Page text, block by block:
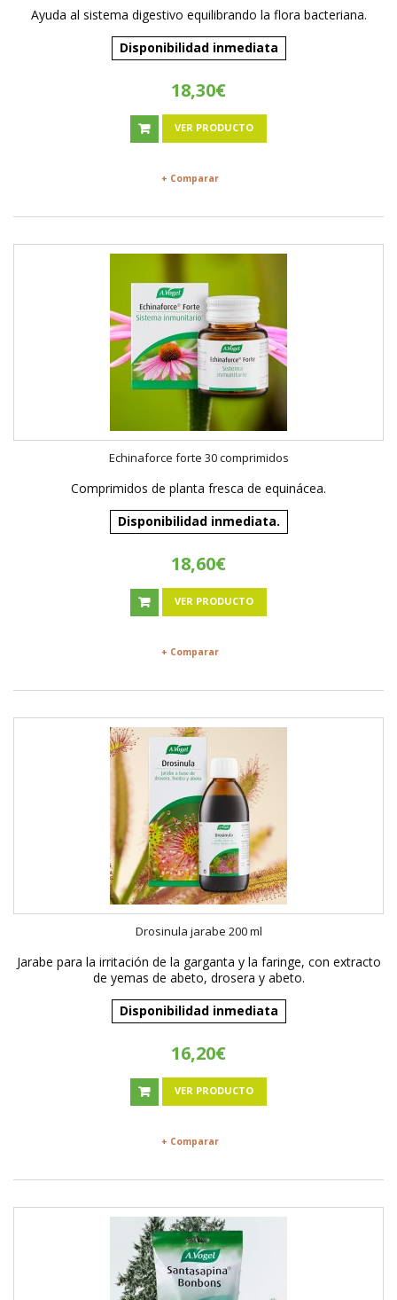
Ayuda al sistema digestivo equilibrando la flora bacteriana.
Disponibilidad inmediata
18,30€
VER PRODUCTO
+ Comparar
Echinaforce forte 30 comprimidos
Comprimidos de planta fresca de equinácea.
Disponibilidad inmediata.
18,60€
VER PRODUCTO
+ Comparar
Drosinula jarabe 200 ml
Jarabe para la irritación de la garganta y la faringe, con extracto
de yemas de abeto, drosera y abeto.
Disponibilidad inmediata
16,20€
VER PRODUCTO
+ Comparar